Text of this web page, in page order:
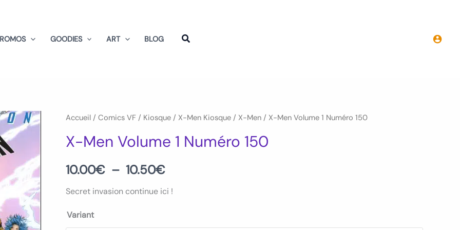
GOODIES ART BLOG
Accueil / Comics VF / Kiosque / X-Men Kiosque / X-Men / X-Men Volume 1 Numéro 150
X-Men Volume 1 Numéro 150
10.00€ – 10.50€
Plage
de
prix :
10.00€
Secret invasion continue ici !
Variant
quantité
X-
Men
Volume
1